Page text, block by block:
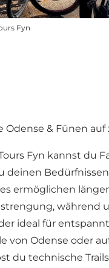
Fyn
Odense & Fünen auf
Fyn kannst du
deinen
ermöglichen
während
ideal für
von Odense oder
du technische